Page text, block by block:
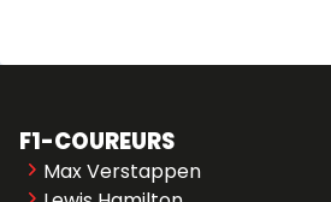
F1-COUREURS
Max Verstappen